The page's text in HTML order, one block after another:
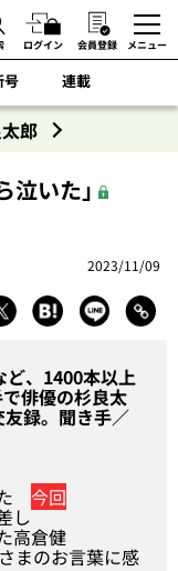
ログイン 会員登録 メニュー
号 連載
郎
いた」
2023/11/09
ど、1400本以上
俳優の杉良太
友録。聞き手／
今回
し
高倉健
まのお言葉に感